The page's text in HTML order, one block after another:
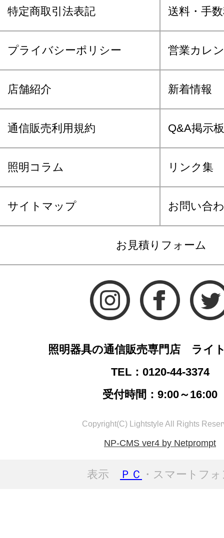
特定商取引法表記 送料・手
プライバシーポリシー 営業カレ
店舗紹介 新着情報
通信販売利用規約 Q&A掲示板
照明コラム リンク集
サイトマップ お問い合
お見積りフォーム
照明器具の通信販売専門店 ライ
TEL：0120-44-3374
受付時間：9:00～16:00
Copyright(C) Lightstyle All Rights
NP-CMS ver4 by Netprompt
表示 ＰＣ ・スマートフ